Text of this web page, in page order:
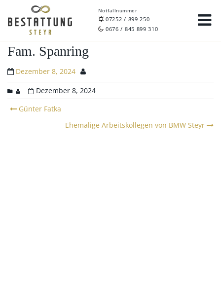
Notfallnummer
07252 / 899 250
0676 / 845 899 310
Fam. Spanring
Dezember 8, 2024
Dezember 8, 2024
Post
Günter Fatka
Ehemalige Arbeitskollegen von BMW Steyr